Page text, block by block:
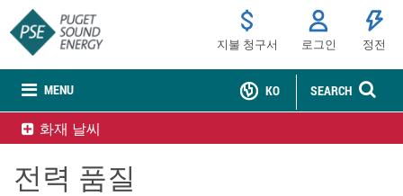
MENU
지불 청구서 로그인 정전
SEARCH
KO
화재 날씨
전력 품질